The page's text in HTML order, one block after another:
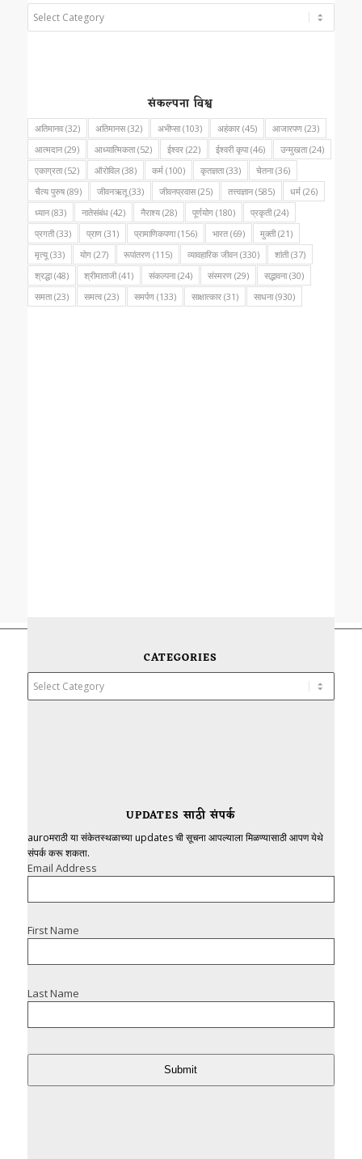
संकल्पना विश्व
अतिमानव(32) अतिमानस(32) अभीप्सा(103) अहंकार(45) आजारपण(23)
आत्मदान(29) आध्यात्मिकता(52) ईश्वर(22) ईश्वरी कृपा(46) उन्मुखता(24)
एकाग्रता(52) ऑरोविल(38) कर्म(100) कृतज्ञता(33) चेतना(36)
चैत्य पुरुष(89) जीवनऋतू(33) जीवनप्रवास(25) तत्त्वज्ञान(585) धर्म(26)
ध्यान(83) नातेसंबंध(42) नैराश्य(28) पूर्णयोग(180) प्रकृती(24)
प्रगती(33) प्राण(31) प्रामाणिकपणा(156) भारत(69) मुक्ती(21)
मृत्यू(33) योग(27) रूपांतरण(115) व्यावहारिक जीवन(330) शांती(37)
श्रद्धा(48) श्रीमाताजी(41) संकल्पना(24) संस्मरण(29) सद्भावना(30)
समता(23) समत्व(23) समर्पण(133) साक्षात्कार(31) साधना(930)
CATEGORIES
Categories
UPDATES साठी संपर्क
auroमराठी या संकेतस्थळाच्या updates ची सूचना आपल्याला मिळण्यासाठी आपण येथे
संपर्क करू शकता.
Email Address
First Name
Last Name
Submit